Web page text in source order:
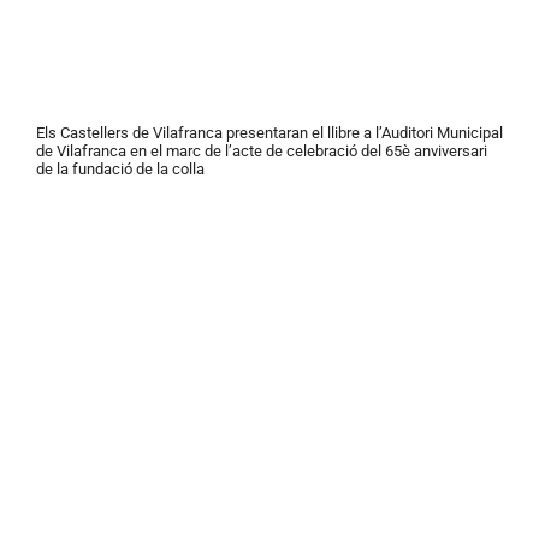
Els Castellers de Vilafranca presentaran el llibre a l’Auditori Municipal
de Vilafranca en el marc de l’acte de celebració del 65è anviversari
de la fundació de la colla